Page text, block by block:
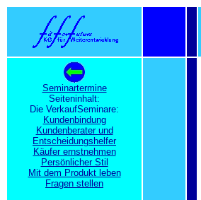
Seminartermine
Seiteninhalt:
Die VerkaufSeminare:
Kundenbindung
Kundenberater und
Entscheidungshelfer
Käufer ernstnehmen
Persönlicher Stil
Mit dem Produkt leben
Fragen stellen